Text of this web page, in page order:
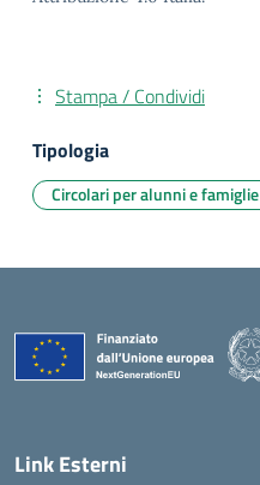
Stampa / Condividi
Tipologia
Circolari per alunni e famiglie
Link Esterni